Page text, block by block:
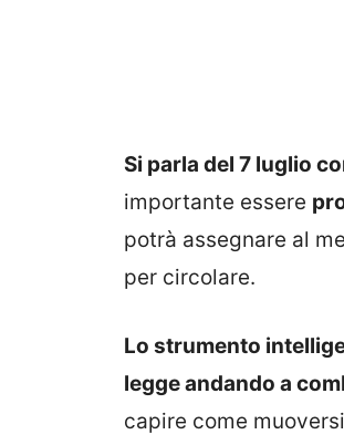
Si parla del 7 luglio
importante essere
potrà assegnare al
per circolare.
Lo strumento
legge andando a
capire come